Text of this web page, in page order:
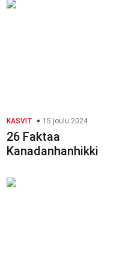
KASVIT 15 joulu 2024
26 Faktaa
Kanadanhanhikki